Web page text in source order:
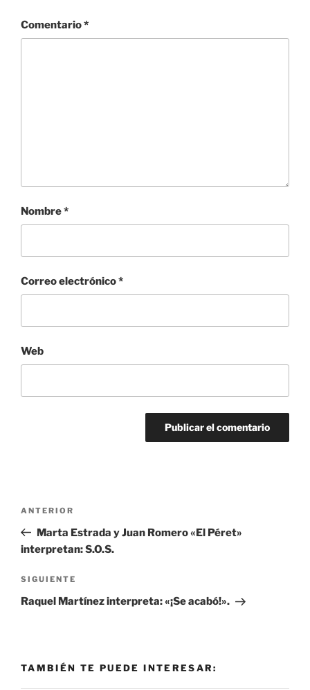
Comentario*
Nombre*
Correo electrónico*
Web
entradas
Entrada
anterior:
ANTERIOR
Marta Estrada y Juan Romero «El Péret»
interpretan: S.O.S.
Siguiente
entrada
SIGUIENTE
Raquel Martínez interpreta: «¡Se acabó!».
TAMBIÉN TE PUEDE INTERESAR: